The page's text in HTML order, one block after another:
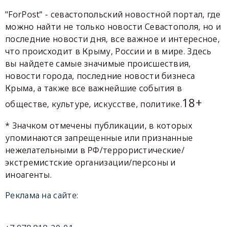
"ForPost" - севастопольский новостной портал, где
можно найти не только новости Севастополя, но и
последние новости дня, все важное и интересное,
что происходит в Крыму, России и в мире. Здесь
вы найдете самые значимые происшествия,
новости города, последние новости бизнеса
Крыма, а также все важнейшие события в
обществе, культуре, искусстве, политике.18+
* Значком отмечены публикации, в которых
упоминаются запрещенные или признанные
нежелательными в РФ/террористические/
экстремистские организации/персоны и
иноагенты.
Реклама на сайте: